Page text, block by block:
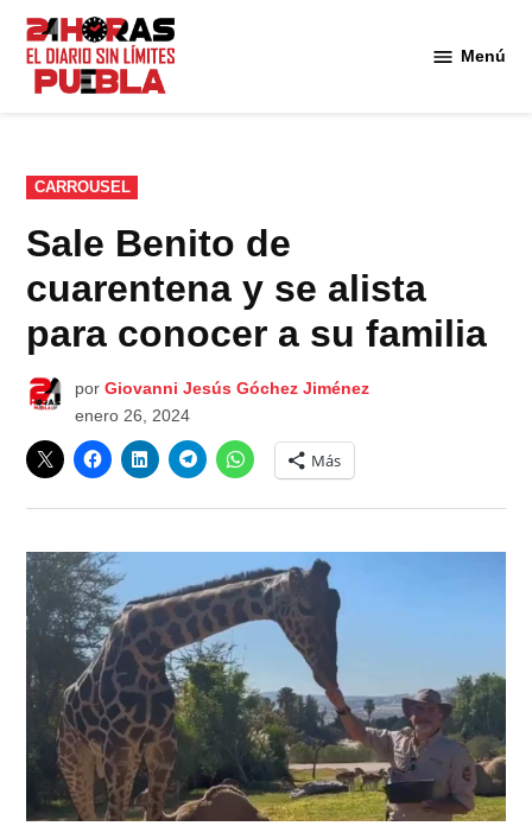
Saltar
contenido
Menú
PUBLICADO
EN
CARROUSEL
Sale Benito de
cuarentena y se alista
para conocer a su familia
por Giovanni Jesús Góchez Jiménez
enero 26, 2024
Más